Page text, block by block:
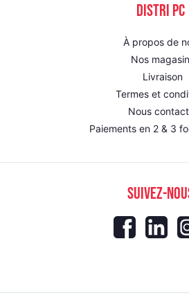
DISTRI PC
À propos de
Nos
Livraison
Termes et
Nous
Paiements en 2 & 3
SUIVEZ-